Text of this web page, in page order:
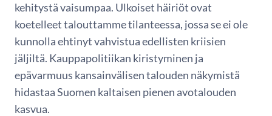
kehitystä vaisumpaa. Ulkoiset häiriöt ovat
koetelleet talouttamme tilanteessa, jossa se ei ole
kunnolla ehtinyt vahvistua edellisten kriisien
jäljiltä. Kauppapolitiikan kiristyminen ja
epävarmuus kansainvälisen talouden näkymistä
hidastaa Suomen kaltaisen pienen avotalouden
kasvua.